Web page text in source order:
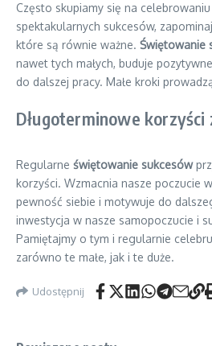
Często skupiamy się na
spektakularnych sukcesów,
które są równie ważne. Świętowanie
nawet tych małych, buduje
do dalszej pracy. Małe kroki
Długoterminowe korzyści
Regularne świętowanie sukcesów
korzyści. Wzmacnia nasze poczucie
pewność siebie i motywuje do
inwestycja w nasze samopoczucie i
Pamiętajmy o tym i regularnie
zarówno te małe, jak i te duże.
Udostępnij